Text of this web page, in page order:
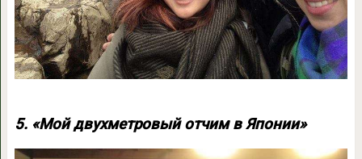
5. «Мой двухметровый отчим в Японии»